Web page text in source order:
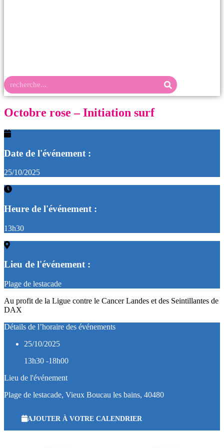
Octobre rose – Initiation surf
Date de l'événement :
25/10/2025
Heure de l'événement :
13h30
Lieu de l'événement :
Plage de lestacade
Au profit de la Ligue contre le Cancer Landes et des Seintillantes de
DAX
Détails de l’horaire des événements
25/10/2025
13h30 -18h00
Lieu de l'événement
Plage de lestacade, Vieux Boucau les bains, 40480
AJOUTER À VOTRE CALENDRIER